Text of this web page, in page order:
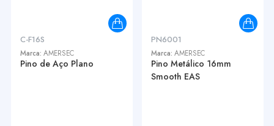
C-F16S
Marca: AMERSEC
Pino de Aço Plano
PN6001
Marca: AMERSEC
Pino Metálico 16mm
Smooth EAS